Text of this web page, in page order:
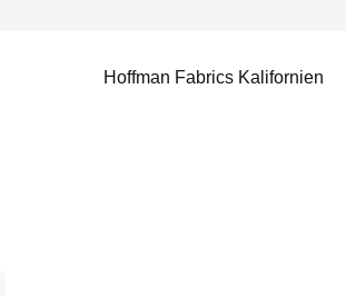
Hoffman Fabrics Kalifornien